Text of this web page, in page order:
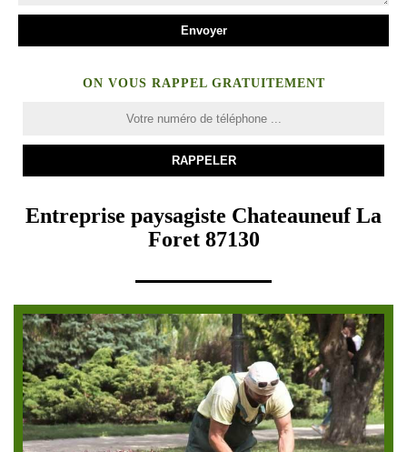
ON VOUS RAPPEL GRATUITEMENT
Entreprise paysagiste Chateauneuf La
Foret 87130